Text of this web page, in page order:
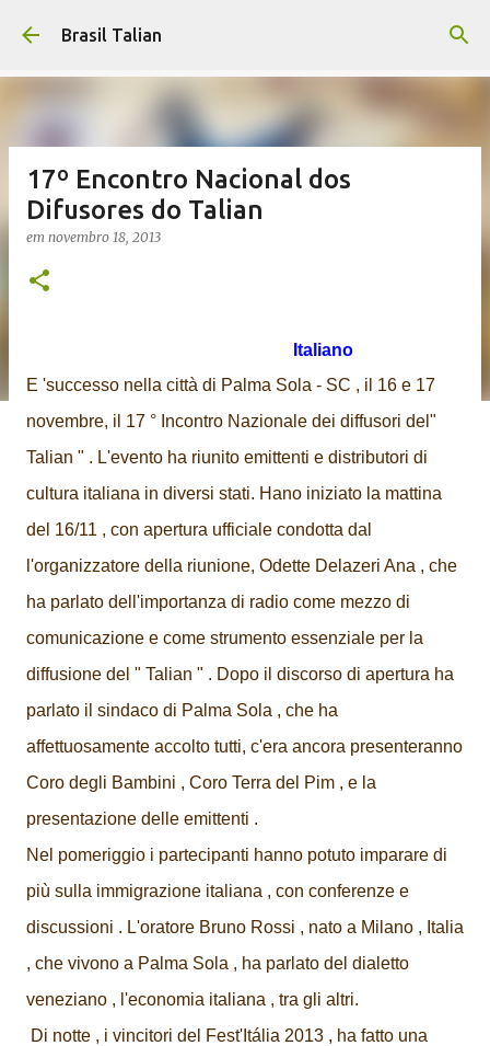
Pular para o conteúdo principal
Brasil Talian
17º Encontro Nacional dos
Difusores do Talian
em novembro 18, 2013
Italiano
E 'successo nella città di Palma Sola - SC , il 16 e 17
novembre, il 17 ° Incontro Nazionale dei diffusori del"
Talian " . L'evento ha riunito emittenti e distributori di
cultura italiana in diversi stati. Hano iniziato la mattina
del 16/11 , con apertura ufficiale condotta dal
l'organizzatore della riunione, Odette Delazeri Ana , che
ha parlato dell'importanza di radio come mezzo di
comunicazione e come strumento essenziale per la
diffusione del " Talian " . Dopo il discorso di apertura ha
parlato il sindaco di Palma Sola , che ha
affettuosamente accolto tutti, c'era ancora presenteranno
Coro degli Bambini , Coro Terra del Pim , e la
presentazione delle emittenti .
Nel pomeriggio i partecipanti hanno potuto imparare di
più sulla immigrazione italiana , con conferenze e
discussioni . L'oratore Bruno Rossi , nato a Milano , Italia
, che vivono a Palma Sola , ha parlato del dialetto
veneziano , l'economia italiana , tra gli altri.
Di notte , i vincitori del Fest'Itália 2013 , ha fatto una